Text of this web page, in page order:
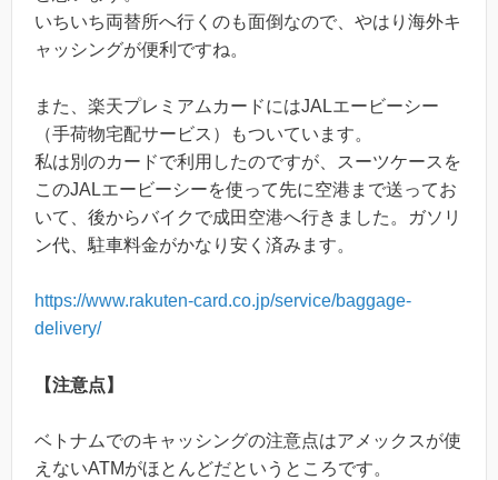
いちいち両替所へ行くのも面倒なので、やはり海外キ
ャッシングが便利ですね。
また、楽天プレミアムカードにはJALエービーシー
（手荷物宅配サービス）もついています。
私は別のカードで利用したのですが、スーツケースを
このJALエービーシーを使って先に空港まで送ってお
いて、後からバイクで成田空港へ行きました。ガソリ
ン代、駐車料金がかなり安く済みます。
https://www.rakuten-card.co.jp/service/baggage-
delivery/
【注意点】
ベトナムでのキャッシングの注意点はアメックスが使
えないATMがほとんどだというところです。